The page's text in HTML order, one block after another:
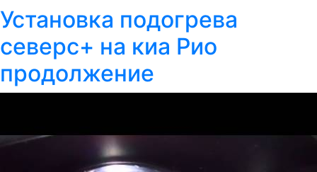
Установка подогрева
северс+ на киа Рио
продолжение